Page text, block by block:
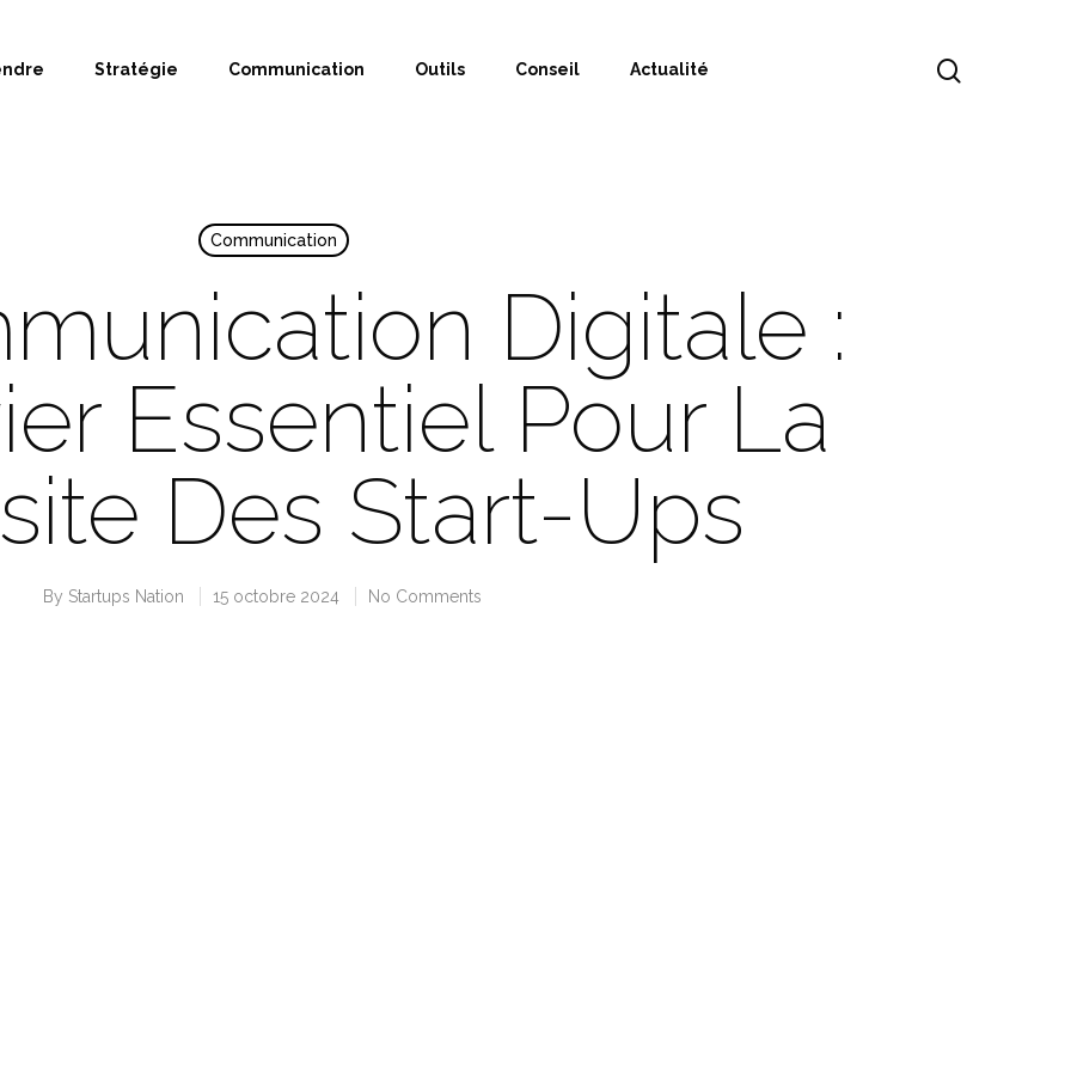
Stratégie Communication Outils Conseil Actualité
Communication
Digitale :
Essentiel Pour La
Des Start-Ups
By Startups Nation 15 octobre 2024 No Comments